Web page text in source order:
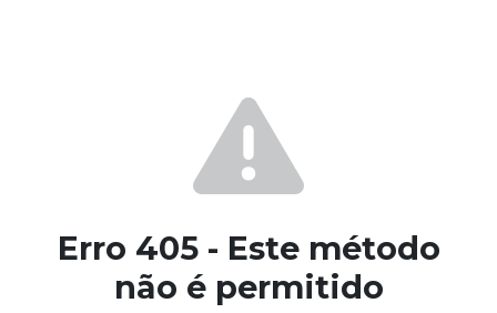
Erro 405 - Este método
não é permitido